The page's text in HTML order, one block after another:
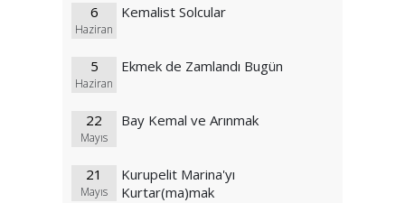
6
Haziran
Kemalist Solcular
5
Haziran
Ekmek de Zamlandı Bugün
22
Mayıs
Bay Kemal ve Arınmak
21
Mayıs
Kurupelit Marina'yı
Kurtar(ma)mak